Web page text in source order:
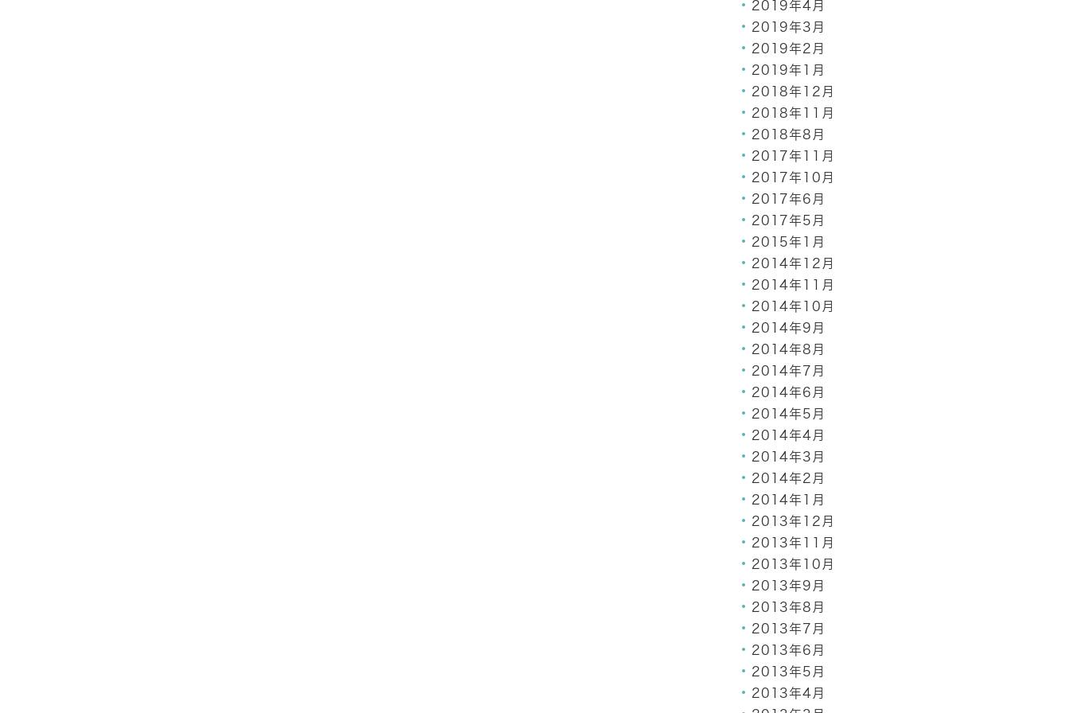
2019年4月
2019年3月
2019年2月
2019年1月
2018年12月
2018年11月
2018年8月
2017年11月
2017年10月
2017年6月
2017年5月
2015年1月
2014年12月
2014年11月
2014年10月
2014年9月
2014年8月
2014年7月
2014年6月
2014年5月
2014年4月
2014年3月
2014年2月
2014年1月
2013年12月
2013年11月
2013年10月
2013年9月
2013年8月
2013年7月
2013年6月
2013年5月
2013年4月